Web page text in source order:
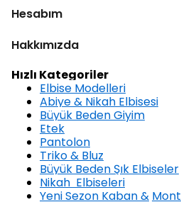
Hesabım
Hakkımızda
Hızlı Kategoriler
Elbise Modelleri
Abiye & Nikah Elbisesi
Büyük Beden Giyim
Etek
Pantolon
Triko & Bluz
Büyük Beden Şık Elbiseler
Nikah Elbiseleri
Yeni Sezon Kaban & Mont